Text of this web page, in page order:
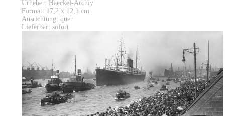
Urheber: Haeckel-Archiv
Format: 17,2 x 12,1 cm
Ausrichtung: quer
Lieferbar: sofort